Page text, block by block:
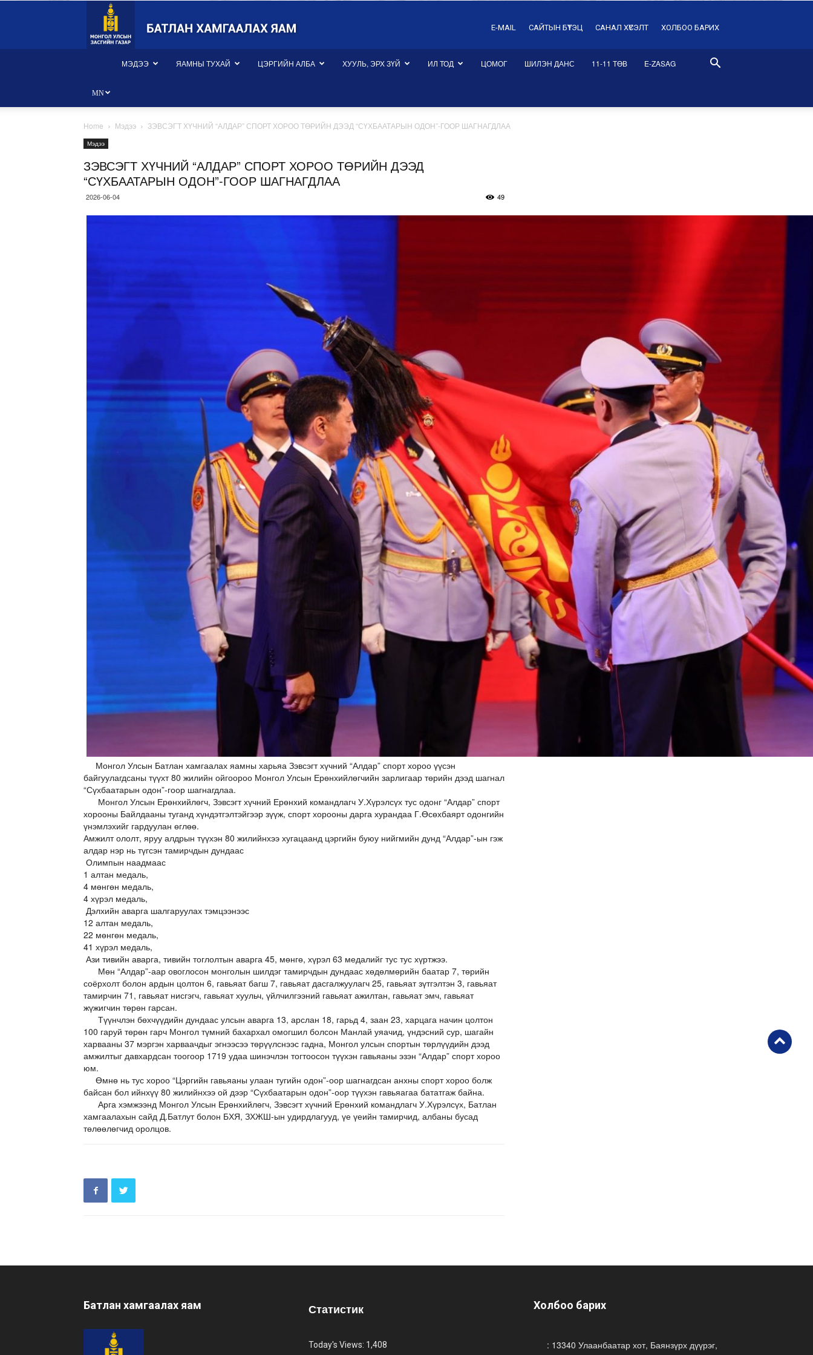
Монгол
Улсын
Батлан
хамгаалах
E-MAIL САЙТЫН БҮТЭЦ САНАЛ ХҮСЭЛТ ХОЛБОО БАРИХ
МЭДЭЭ ЯАМНЫ ТУХАЙ ЦЭРГИЙН АЛБА ХУУЛЬ, ЭРХ ЗҮЙ ИЛ ТОД ЦОМОГ ШИЛЭН ДАНС 11-11 ТӨВ E-ZASAG
MN
Home Мэдээ ЗЭВСЭГТ ХҮЧНИЙ “АЛДАР” СПОРТ ХОРОО ТӨРИЙН ДЭЭД “СҮХБААТАРЫН ОДОН”-ГООР ШАГНАГДЛАА
Мэдээ
ЗЭВСЭГТ ХҮЧНИЙ “АЛДАР” СПОРТ ХОРОО ТӨРИЙН ДЭЭД
“СҮХБААТАРЫН ОДОН”-ГООР ШАГНАГДЛАА
2026-06-04 49
Монгол Улсын Батлан хамгаалах яамны харьяа Зэвсэгт хүчний “Алдар” спорт хороо үүсэн
байгуулагдсаны түүхт 80 жилийн ойгоороо Монгол Улсын Ерөнхийлөгчийн зарлигаар төрийн дээд шагнал
“Сүхбаатарын одон”-гоор шагнагдлаа.
Монгол Улсын Ерөнхийлөгч, Зэвсэгт хүчний Ерөнхий командлагч У.Хүрэлсүх тус одонг “Алдар” спорт
хорооны Байлдааны туганд хүндэтгэлтэйгээр зүүж, спорт хорооны дарга хурандаа Г.Өсөхбаярт одонгийн
үнэмлэхийг гардуулан өглөө.
Амжилт ололт, яруу алдрын түүхэн 80 жилийнхээ хугацаанд цэргийн буюу нийгмийн дунд “Алдар”-ын гэж
алдар нэр нь түгсэн тамирчдын дундаас
Олимпын наадмаас
1 алтан медаль,
4 мөнгөн медаль,
4 хүрэл медаль,
Дэлхийн аварга шалгаруулах тэмцээнээс
12 алтан медаль,
22 мөнгөн медаль,
41 хүрэл медаль,
Ази тивийн аварга, тивийн тоглолтын аварга 45, мөнгө, хүрэл 63 медалийг тус тус хүртжээ.
Мөн “Алдар”-аар овоглосон монголын шилдэг тамирчдын дундаас хөдөлмөрийн баатар 7, төрийн
соёрхолт болон ардын цолтон 6, гавьяат багш 7, гавьяат дасгалжуулагч 25, гавьяат зүтгэлтэн 3, гавьяат
тамирчин 71, гавьяат нисгэгч, гавьяат хуульч, үйлчилгээний гавьяат ажилтан, гавьяат эмч, гавьяат
жүжигчин төрөн гарсан.
Түүнчлэн бөхчүүдийн дундаас улсын аварга 13, арслан 18, гарьд 4, заан 23, харцага начин цолтон
100 гаруй төрөн гарч Монгол түмний бахархал омогшил болсон Манлай уяачид, үндэсний сур, шагайн
харвааны 37 мэргэн харваачдыг эгнээсээ төрүүлснээс гадна, Монгол улсын спортын төрлүүдийн дээд
амжилтыг давхардсан тоогоор 1719 удаа шинэчлэн тогтоосон түүхэн гавьяаны эзэн “Алдар” спорт хороо
юм.
Өмнө нь тус хороо “Цэргийн гавьяаны улаан тугийн одон”-оор шагнагдсан анхны спорт хороо болж
байсан бол ийнхүү 80 жилийнхээ ой дээр “Сүхбаатарын одон”-оор түүхэн гавьяагаа бататгаж байна.
Арга хэмжээнд Монгол Улсын Ерөнхийлөгч, Зэвсэгт хүчний Ерөнхий командлагч У.Хүрэлсүх, Батлан
хамгаалахын сайд Д.Батлут болон БХЯ, ЗХЖШ-ын удирдлагууд, үе үеийн тамирчид, албаны бусад
төлөөлөгчид оролцов.
Батлан хамгаалах яам Статистик
Today's Views: 1,408
Холбоо барих
: 13340 Улаанбаатар хот, Баянзүрх дүүрэг,